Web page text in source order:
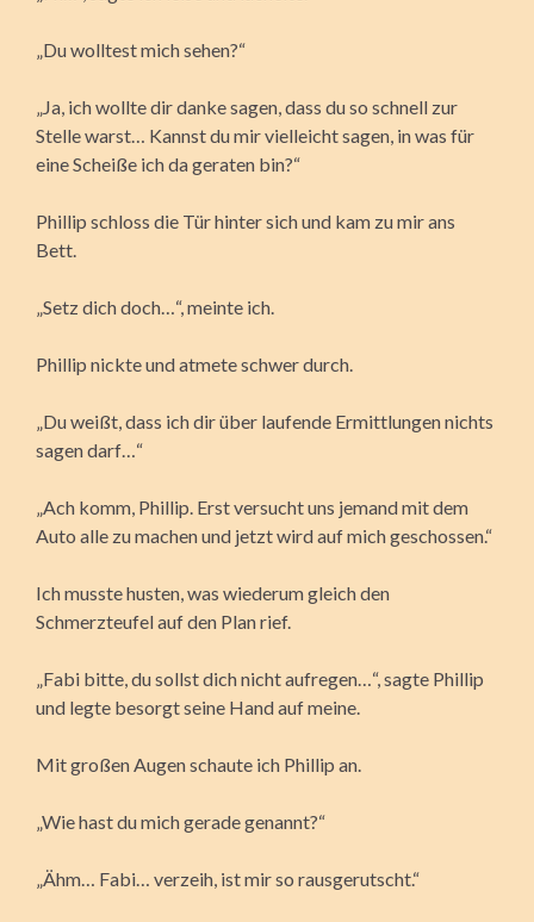
„Du wolltest mich sehen?“
„Ja, ich wollte dir danke sagen, dass du so schnell zur
Stelle warst… Kannst du mir vielleicht sagen, in was für
eine Scheiße ich da geraten bin?“
Phillip schloss die Tür hinter sich und kam zu mir ans
Bett.
„Setz dich doch…“, meinte ich.
Phillip nickte und atmete schwer durch.
„Du weißt, dass ich dir über laufende Ermittlungen nichts
sagen darf…“
„Ach komm, Phillip. Erst versucht uns jemand mit dem
Auto alle zu machen und jetzt wird auf mich geschossen.“
Ich musste husten, was wiederum gleich den
Schmerzteufel auf den Plan rief.
„Fabi bitte, du sollst dich nicht aufregen…“, sagte Phillip
und legte besorgt seine Hand auf meine.
Mit großen Augen schaute ich Phillip an.
„Wie hast du mich gerade genannt?“
„Ähm… Fabi… verzeih, ist mir so rausgerutscht.“